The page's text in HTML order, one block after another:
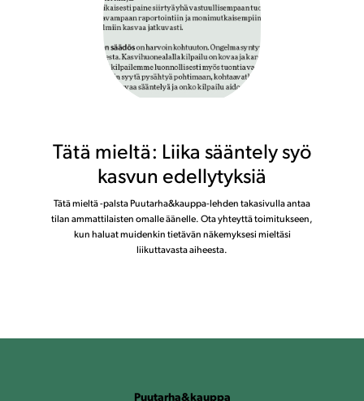
Tätä mieltä: Liika sääntely syö
kasvun edellytyksiä
Tätä mieltä -palsta Puutarha&kauppa-lehden takasivulla antaa
tilan ammattilaisten omalle äänelle. Ota yhteyttä toimitukseen,
kun haluat muidenkin tietävän näkemyksesi mieltäsi
liikuttavasta aiheesta.
Puutarha&kauppa